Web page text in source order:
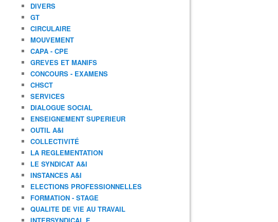
DIVERS
GT
CIRCULAIRE
MOUVEMENT
CAPA - CPE
GREVES ET MANIFS
CONCOURS - EXAMENS
CHSCT
SERVICES
DIALOGUE SOCIAL
ENSEIGNEMENT SUPERIEUR
OUTIL A&I
COLLECTIVITÉ
LA REGLEMENTATION
LE SYNDICAT A&I
INSTANCES A&I
ELECTIONS PROFESSIONNELLES
FORMATION - STAGE
QUALITE DE VIE AU TRAVAIL